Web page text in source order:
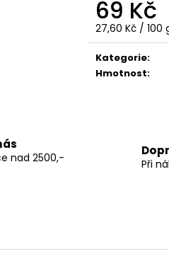
69 Kč
Měrná
cena:
27,60 Kč / 100
Kategorie:
Hmotnost:
nad 2500,-
Při
BEZLEPKOVÁ